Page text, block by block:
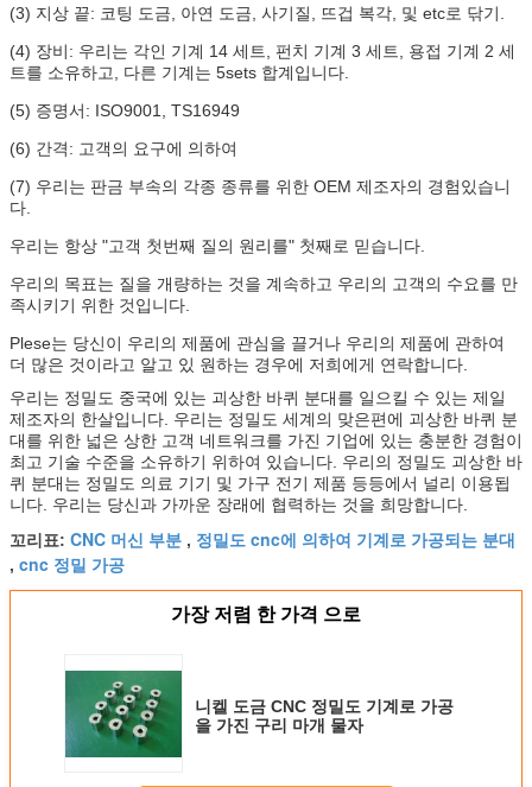
(3) 지상 끝: 코팅 도금, 아연 도금, 사기질, 뜨겁 복각, 및 etc로 닦기.
(4) 장비: 우리는 각인 기계 14 세트, 펀치 기계 3 세트, 용접 기계 2 세
트를 소유하고, 다른 기계는 5sets 합계입니다.
(5) 증명서: ISO9001, TS16949
(6) 간격: 고객의 요구에 의하여
(7) 우리는 판금 부속의 각종 종류를 위한 OEM 제조자의 경험있습니
다.
우리는 항상 "고객 첫번째 질의 원리를" 첫째로 믿습니다.
우리의 목표는 질을 개량하는 것을 계속하고 우리의 고객의 수요를 만
족시키기 위한 것입니다.
Plese는 당신이 우리의 제품에 관심을 끌거나 우리의 제품에 관하여
더 많은 것이라고 알고 있 원하는 경우에 저희에게 연락합니다.
우리는 정밀도 중국에 있는 괴상한 바퀴 분대를 일으킬 수 있는 제일
제조자의 한살입니다. 우리는 정밀도 세계의 맞은편에 괴상한 바퀴 분
대를 위한 넓은 상한 고객 네트워크를 가진 기업에 있는 충분한 경험이
최고 기술 수준을 소유하기 위하여 있습니다. 우리의 정밀도 괴상한 바
퀴 분대는 정밀도 의료 기기 및 가구 전기 제품 등등에서 널리 이용됩
니다. 우리는 당신과 가까운 장래에 협력하는 것을 희망합니다.
꼬리표: CNC 머신 부분 , 정밀도 cnc에 의하여 기계로 가공되는 분대
, cnc 정밀 가공
가장 저렴 한 가격 으로
니켈 도금 CNC 정밀도 기계로 가공
을 가진 구리 마개 물자